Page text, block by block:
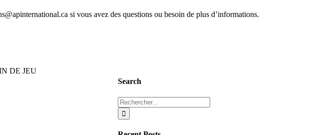
si vous avez des questions ou besoin de plus d’informations.
Search
Rechercher:
DE JEU